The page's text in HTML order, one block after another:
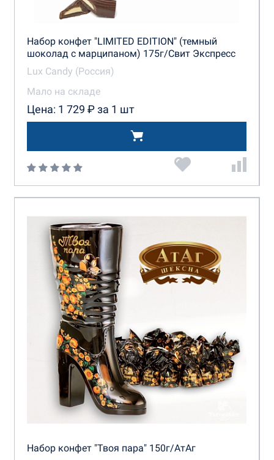
Набор конфет "LIMITED EDITION" (темный
шоколад с марципаном) 175г/Свит Экспресс
Lux Candy (Россия)
Мало на складе
Цена: 1 729 ₽ за 1 шт
Набор конфет "Твоя пара" 150г/АтАг